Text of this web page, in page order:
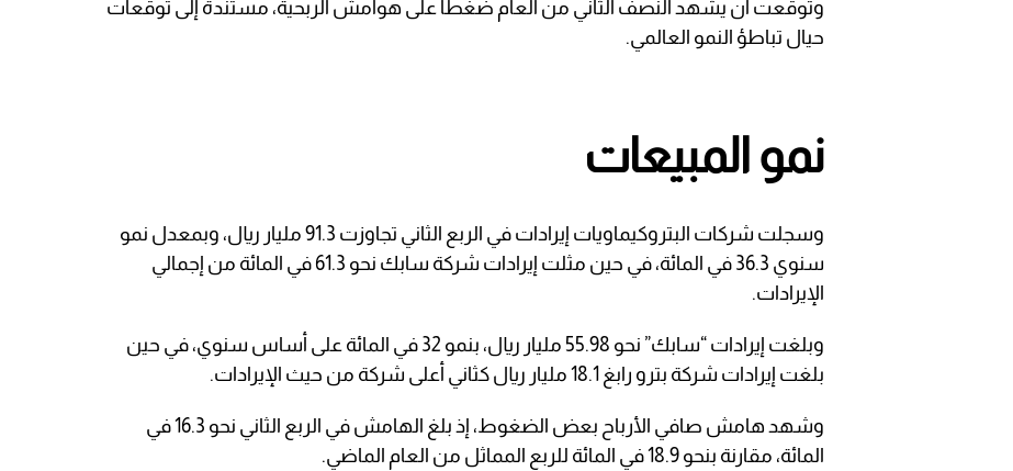
وتوقعت أن يشهد النصف الثاني من العام ضغطا على هوامش الربحية، مستندة إلى توقعات
حيال تباطؤ النمو العالمي.
نمو المبيعات
وسجلت شركات البتروكيماويات إيرادات في الربع الثاني تجاوزت 91.3 مليار ريال، وبمعدل نمو
سنوي 36.3 في المائة، في حين مثلت إيرادات شركة سابك نحو 61.3 في المائة من إجمالي
الإيرادات.
وبلغت إيرادات “سابك” نحو 55.98 مليار ريال، بنمو 32 في المائة على أساس سنوي، في حين
بلغت إيرادات شركة بترو رابغ 18.1 مليار ريال كثاني أعلى شركة من حيث الإيرادات.
وشهد هامش صافي الأرباح بعض الضغوط، إذ بلغ الهامش في الربع الثاني نحو 16.3 في
المائة، مقارنة بنحو 18.9 في المائة للربع المماثل من العام الماضي.